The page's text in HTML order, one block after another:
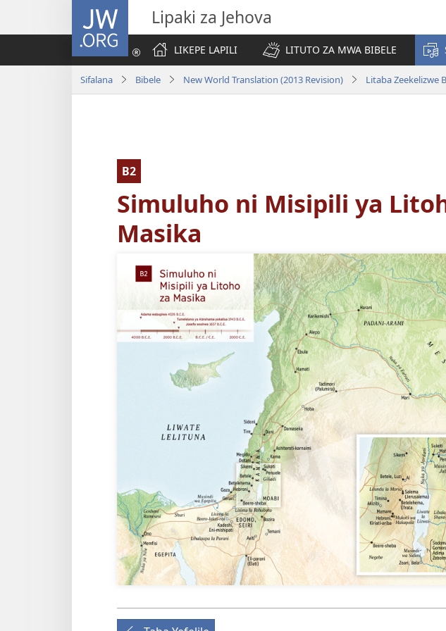
JW.ORG Lipaki za Jehova
LIKEPE LAPILI
LITUTO ZA MWA BIBELE
Sifalana Bibele New World Translation (2013 Revision) Litaba Zeekelizwe B
B2
Simuluho ni Misipili ya
Masika